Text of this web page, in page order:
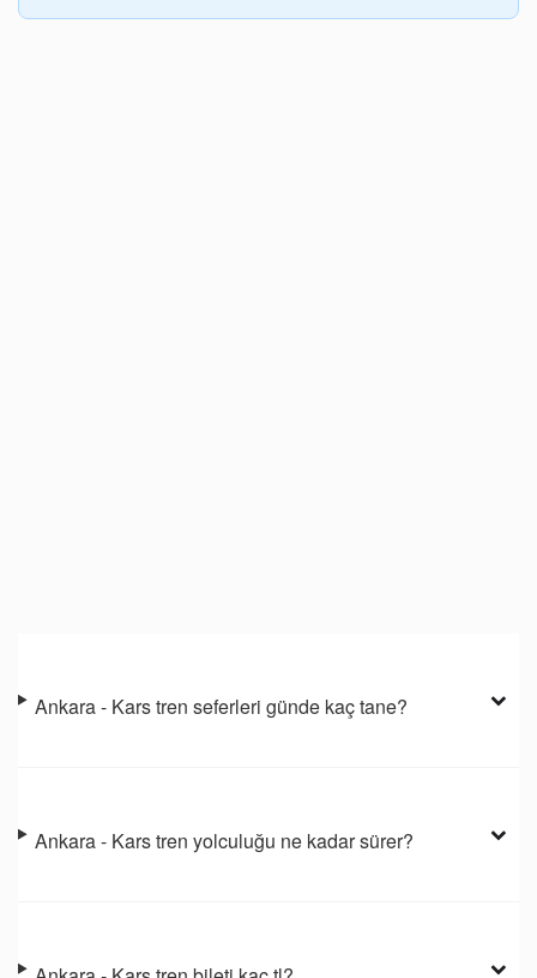
Ankara - Kars tren seferleri günde kaç tane?
Ankara - Kars tren yolculuğu ne kadar sürer?